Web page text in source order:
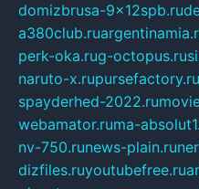
domizbrusa-9x12spb.ru
a380club.ru
perk-oka.rug-octopus.ru
naruto-x.rupursefactory.ru
spayderhed-2022.ru
webamator.ruma-
nv-750.runews-plain.ru
dizfiles.ruyoutubefree.ru